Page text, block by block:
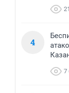
4
7